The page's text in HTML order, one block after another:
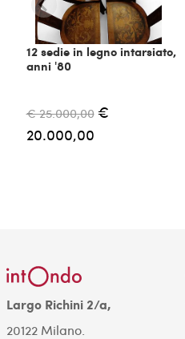
12 sedie in legno intarsiato,
anni '80
€ 25.000,00 €
20.000,00
Largo Richini 2/a,
20122 Milano.